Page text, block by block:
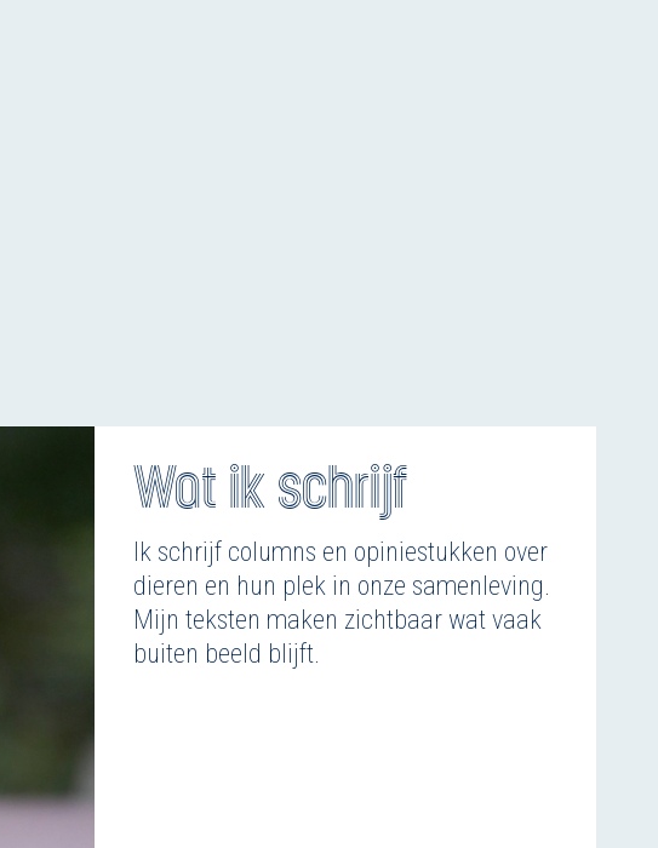
Wat ik schrijf
Ik schrijf columns en opiniestukken over
dieren en hun plek in onze samenleving.
Mijn teksten maken zichtbaar wat vaak
buiten beeld blijft.